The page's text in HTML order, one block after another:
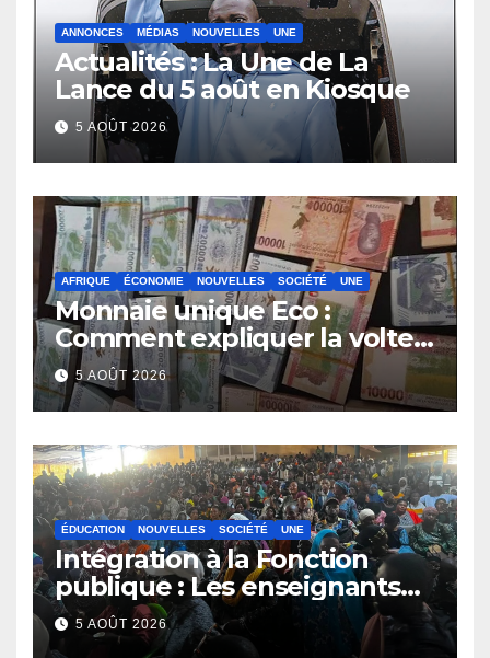
ANNONCES MÉDIAS NOUVELLES UNE
Actualités : La Une de La
Lance du 5 août en Kiosque
5 AOÛT 2026
AFRIQUE ÉCONOMIE NOUVELLES SOCIÉTÉ UNE
Monnaie unique Eco :
Comment expliquer la volte-
face de la Guinée
5 AOÛT 2026
ÉDUCATION NOUVELLES SOCIÉTÉ UNE
Intégration à la Fonction
publique : Les enseignants
contractuels haussent le ton
et menacent
5 AOÛT 2026